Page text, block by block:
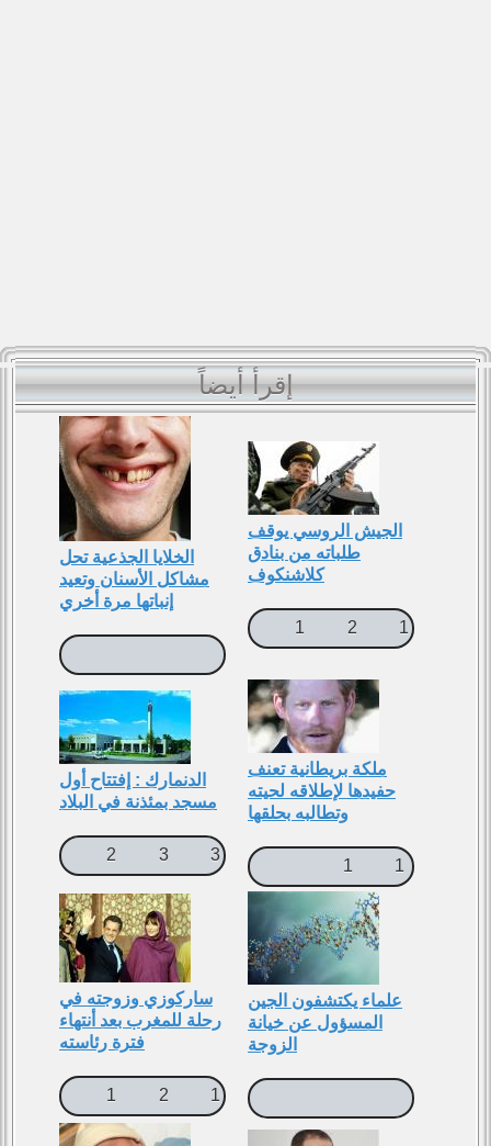
إقرأ أيضاً
الخلايا الجذعية تحل
مشاكل اﻷسنان وتعيد
إنباتها مرة أخري
الجيش الروسي يوقف
طلباته من بنادق
كلاشنكوف
1 2 1
الدنمارك : إفتتاح أول
مسجد بمئذنة في البلاد
2 3 3
ملكة بريطانية تعنف
حفيدها لإطلاقه لحيته
وتطالبه بحلقها
1 1
ساركوزي وزوجته في
رحلة للمغرب بعد أنتهاء
فترة رئاسته
1 2 1
علماء يكتشفون الجين
المسؤول عن خيانة
الزوجة